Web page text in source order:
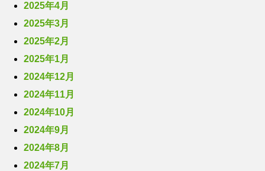
2025年4月
2025年3月
2025年2月
2025年1月
2024年12月
2024年11月
2024年10月
2024年9月
2024年8月
2024年7月